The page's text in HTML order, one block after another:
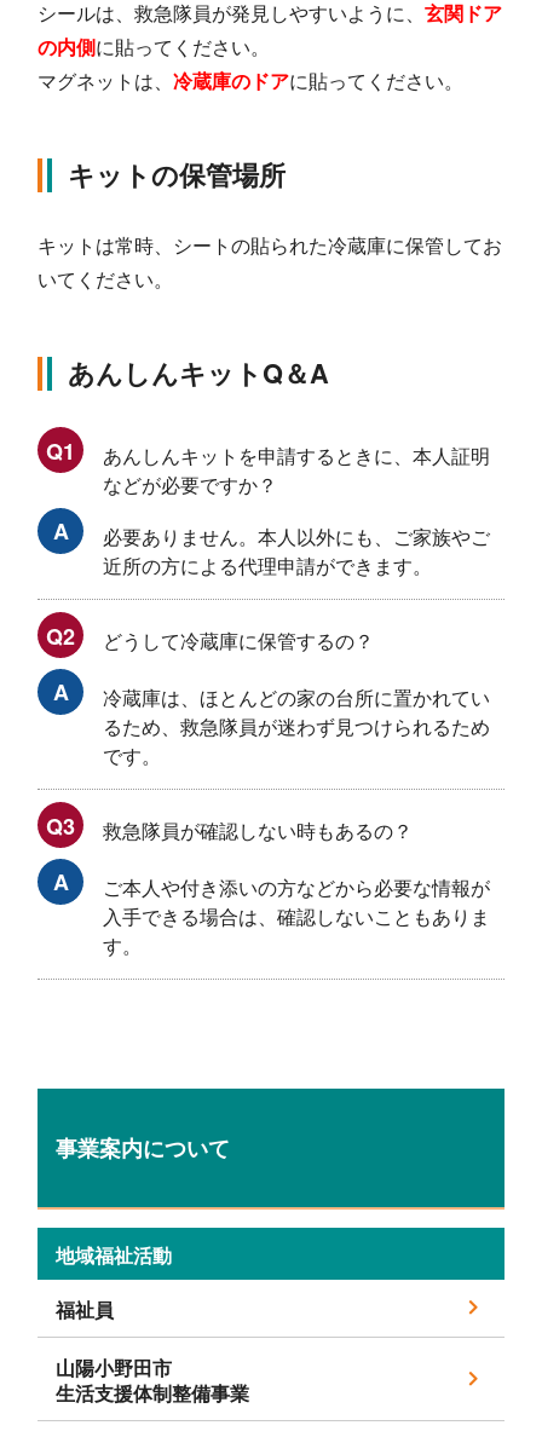
シールは、救急隊員が発見しやすいように、玄関ドア
の内側に貼ってください。
マグネットは、冷蔵庫のドアに貼ってください。
キットの保管場所
キットは常時、シートの貼られた冷蔵庫に保管してお
いてください。
あんしんキットQ＆A
Q1
あんしんキットを申請するときに、本人証明
などが必要ですか？
A
必要ありません。本人以外にも、ご家族やご
近所の方による代理申請ができます。
Q2 どうして冷蔵庫に保管するの？
A
冷蔵庫は、ほとんどの家の台所に置かれてい
るため、救急隊員が迷わず見つけられるため
です。
Q3 救急隊員が確認しない時もあるの？
A
ご本人や付き添いの方などから必要な情報が
入手できる場合は、確認しないこともありま
す。
事業案内について
地域福祉活動
福祉員
山陽小野田市
生活支援体制整備事業